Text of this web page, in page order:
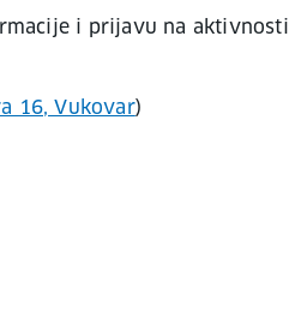
i prijavu na aktivnosti
16, Vukovar)